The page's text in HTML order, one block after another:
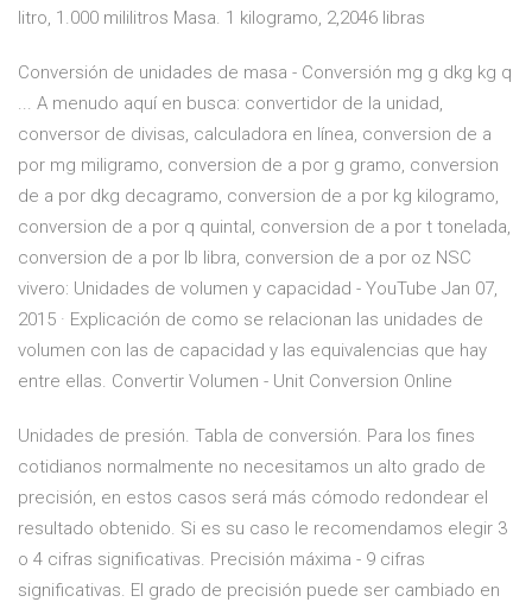
litro, 1.000 mililitros Masa. 1 kilogramo, 2,2046 libras
Conversión de unidades de masa - Conversión mg g dkg kg q
... A menudo aquí en busca: convertidor de la unidad,
conversor de divisas, calculadora en línea, conversion de a
por mg miligramo, conversion de a por g gramo, conversion
de a por dkg decagramo, conversion de a por kg kilogramo,
conversion de a por q quintal, conversion de a por t tonelada,
conversion de a por lb libra, conversion de a por oz NSC
vivero: Unidades de volumen y capacidad - YouTube Jan 07,
2015 · Explicación de como se relacionan las unidades de
volumen con las de capacidad y las equivalencias que hay
entre ellas. Convertir Volumen - Unit Conversion Online
Unidades de presión. Tabla de conversión. Para los fines
cotidianos normalmente no necesitamos un alto grado de
precisión, en estos casos será más cómodo redondear el
resultado obtenido. Si es su caso le recomendamos elegir 3
o 4 cifras significativas. Precisión máxima - 9 cifras
significativas. El grado de precisión puede ser cambiado en